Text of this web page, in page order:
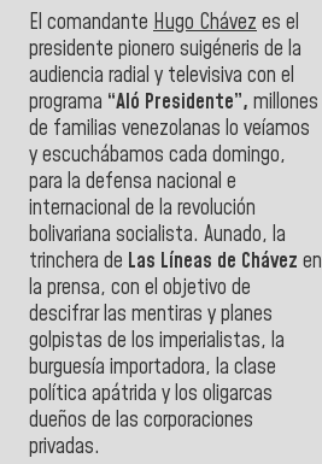
El comandante Hugo Chávezes el
presidente pionero suigéneris de la
audiencia radial y televisiva con el
programa “Aló Presidente”, millones
de familias venezolanas lo veíamos
y escuchábamos cada domingo,
para la defensa nacional e
internacional de la revolución
bolivariana socialista. Aunado, la
trinchera de Las Líneas de Chávez en
la prensa, con el objetivo de
descifrar las mentiras y planes
golpistas de los imperialistas, la
burguesía importadora, la clase
política apátrida y los oligarcas
dueños de las corporaciones
privadas.